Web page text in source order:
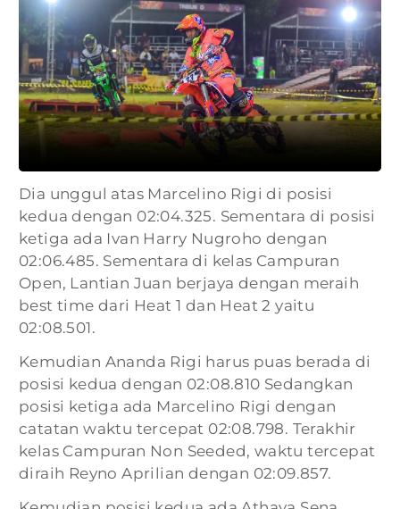
Dia unggul atas Marcelino Rigi di posisi
kedua dengan 02:04.325. Sementara di posisi
ketiga ada Ivan Harry Nugroho dengan
02:06.485. Sementara di kelas Campuran
Open, Lantian Juan berjaya dengan meraih
best time dari Heat 1 dan Heat 2 yaitu
02:08.501.
Kemudian Ananda Rigi harus puas berada di
posisi kedua dengan 02:08.810 Sedangkan
posisi ketiga ada Marcelino Rigi dengan
catatan waktu tercepat 02:08.798. Terakhir
kelas Campuran Non Seeded, waktu tercepat
diraih Reyno Aprilian dengan 02:09.857.